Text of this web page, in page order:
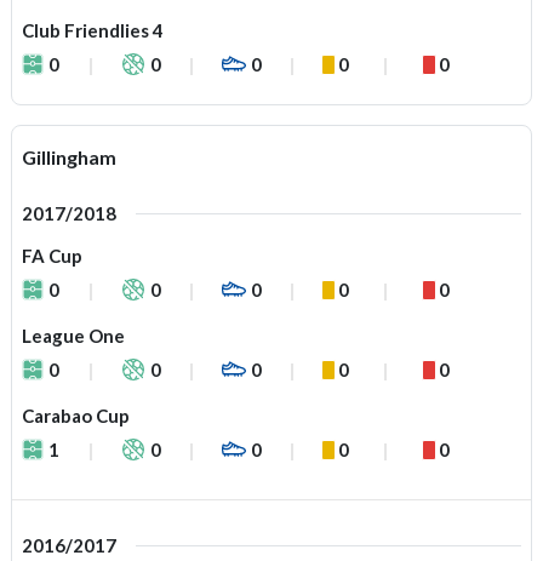
Club Friendlies 4
0
0 0 0 0
Gillingham
2017/2018
FA Cup
0
0 0 0 0
League One
0
0 0 0 0
Carabao Cup
1
0 0 0 0
2016/2017